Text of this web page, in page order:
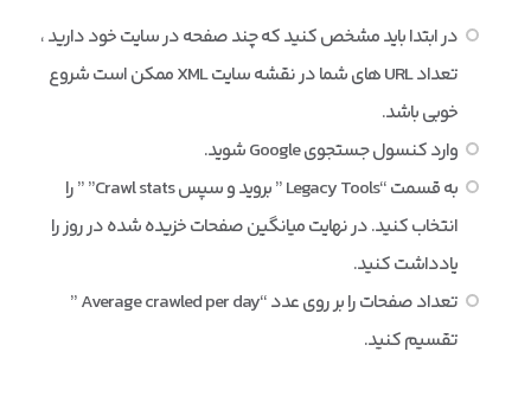
در ابتدا باید مشخص کنید که چند صفحه در سایت خود دارید ،
تعداد URL های شما در نقشه سایت XML ممکن است شروع
خوبی باشد.
وارد کنسول جستجوی Google شوید.
به قسمت “Legacy Tools ” بروید و سپس Crawl stats” ” را
انتخاب کنید. در نهایت میانگین صفحات خزیده شده در روز را
یادداشت کنید.
تعداد صفحات را بر روی عدد “Average crawled per day ”
تقسیم کنید.